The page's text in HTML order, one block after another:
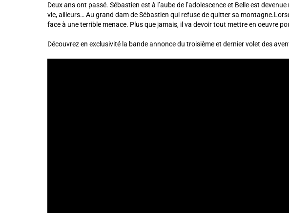
Deux ans ont passé. Sébastien est à l’aube de l’adolescence et Belle est
vie, ailleurs… Au grand dam de Sébastien qui refuse de quitter sa
face à une terrible menace. Plus que jamais, il va devoir tout mettre en oeuvre
Découvrez en exclusivité la bande annonce du troisième et dernier volet des